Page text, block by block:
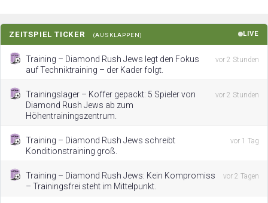
ZEITSPIEL TICKER (AUSKLAPPEN) LIVE
Training – Diamond Rush Jews legt den Fokus
auf Techniktraining – der Kader folgt.
vor 2 Stunden
Trainingslager – Koffer gepackt: 5 Spieler von
Diamond Rush Jews ab zum
Höhentrainingszentrum.
vor 2 Stunden
Training – Diamond Rush Jews schreibt
Konditionstraining groß.
vor 1 Tag
Training – Diamond Rush Jews: Kein Kompromiss
– Trainingsfrei steht im Mittelpunkt.
vor 2 Tagen